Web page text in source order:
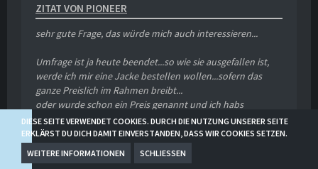
ZITAT VON PIONEER
sehr gute Frage, das würde mich auch interessieren...
Umfrage ist ja heute beendet...so wie sie ausgefallen ist,
werde ich mir eine Jacke bestellen wollen...sofern das
ganze Preislich im Rahmen breibt...
oder wurde schon ein Preis genannt und ich habs
überlesen ?!
das momentane Angebot der Firma ist unter € 50,-, hinzu
DIESE SEITE VERWENDET COOKIES. DURCH DIE NUTZUNG UNSERER SEITE
ERKLÄRST DU DICH DAMIT EINVERSTANDEN, DASS WIR COOKIES SETZEN.
WEITERE INFORMATIONEN
SCHLIESSEN